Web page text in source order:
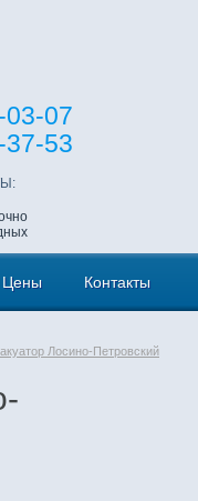
03-07
37-53
Цены Контакты
Лосино-Петровский